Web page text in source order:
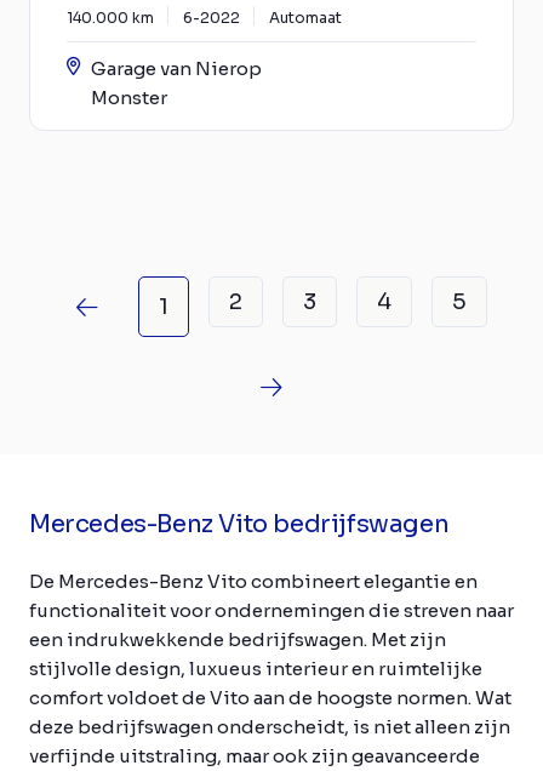
140.000 km 6-2022 Automaat
Garage van Nierop
Monster
1 2 3 4 5
Mercedes-Benz Vito bedrijfswagen
De Mercedes-Benz Vito combineert elegantie en
functionaliteit voor ondernemingen die streven naar
een indrukwekkende bedrijfswagen. Met zijn
stijlvolle design, luxueus interieur en ruimtelijke
comfort voldoet de Vito aan de hoogste normen. Wat
deze bedrijfswagen onderscheidt, is niet alleen zijn
verfijnde uitstraling, maar ook zijn geavanceerde